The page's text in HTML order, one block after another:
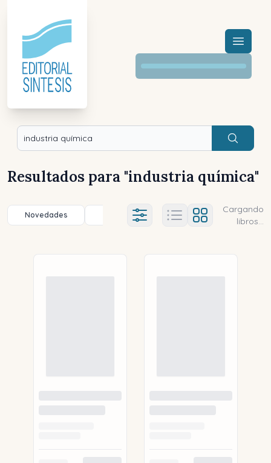
Menú
Buscar
Resultados para "industria química"
Novedades Título (a-z) Título (z-a)
Ajustes abierto
Cargando
libros...